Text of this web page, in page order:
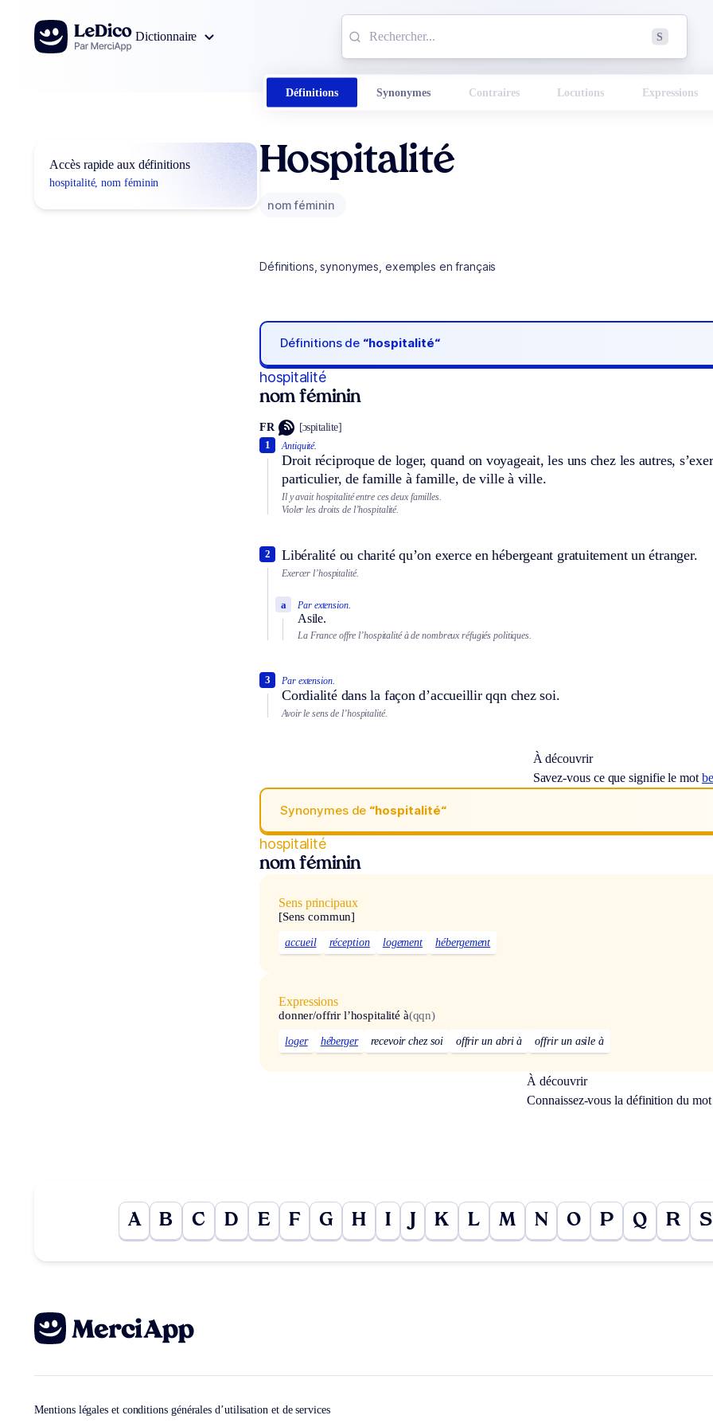
Aller au contenu
Dictionnaire
S
Définitions Synonymes Contraires Locutions Expressions
Accès rapide aux définitions
hospitalité, nom féminin
Hospitalité
nom féminin
Définitions, synonymes, exemples en français
Définitions de “hospitalité“
hospitalité
nom féminin
FR [ɔspitalite]
Antiquité.
Droit réciproque de loger, quand on voyageait, les uns chez les autres,
particulier, de famille à famille, de ville à ville.
1
Il y avait hospitalité entre ces deux familles.
Violer les droits de l’hospitalité.
Libéralité ou charité qu’on exerce en hébergeant gratuitement un étranger.
2
Exercer l’hospitalité.
Par extension.
Asile.
a
La France offre l’hospitalité à de nombreux réfugiés politiques.
Par extension.
Cordialité dans la façon d’accueillir qqn chez soi.
3
Avoir le sens de l’hospitalité.
À découvrir
Savez-vous ce que signifie le mot
Synonymes de “hospitalité“
hospitalité
nom féminin
Sens principaux
[Sens commun]
accueil réception logement hébergement
Expressions
donner/offrir l’hospitalité à(qqn)
loger héberger recevoir chez soi offrir un abri à offrir un asile à
À découvrir
Connaissez-vous la définition du
A B C D E F G H I K L M N O P Q R S
Mentions légales et conditions générales d’utilisation et de services